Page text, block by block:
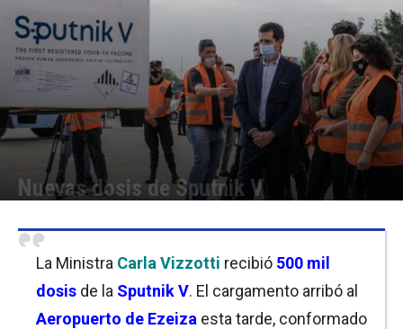
Nuevas dosis de Sputnik V
La Ministra Carla Vizzotti recibió 500 mil
dosis de la Sputnik V. El cargamento arribó al
Aeropuerto de Ezeiza esta tarde, conformado